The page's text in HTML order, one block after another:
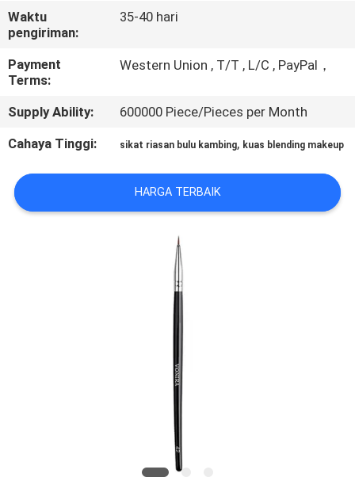
SITEMAP
PRIVACY
POLICY
Waktu
pengiriman:
35-40 hari
Payment
Terms:
Western Union , T/T , L/C , PayPal，
Supply Ability:
600000 Piece/Pieces per Month
Cahaya Tinggi:
sikat riasan bulu kambing, kuas blending makeup
HARGA TERBAIK